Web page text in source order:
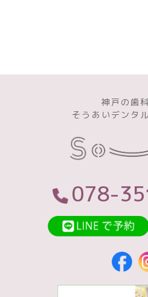
神戸の歯
そうあいデンタ
078-